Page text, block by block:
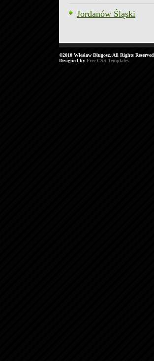
Jordanów Śląski
©2010 Wiesław Długosz. All Rights Reserved
Designed by Free CSS Templates